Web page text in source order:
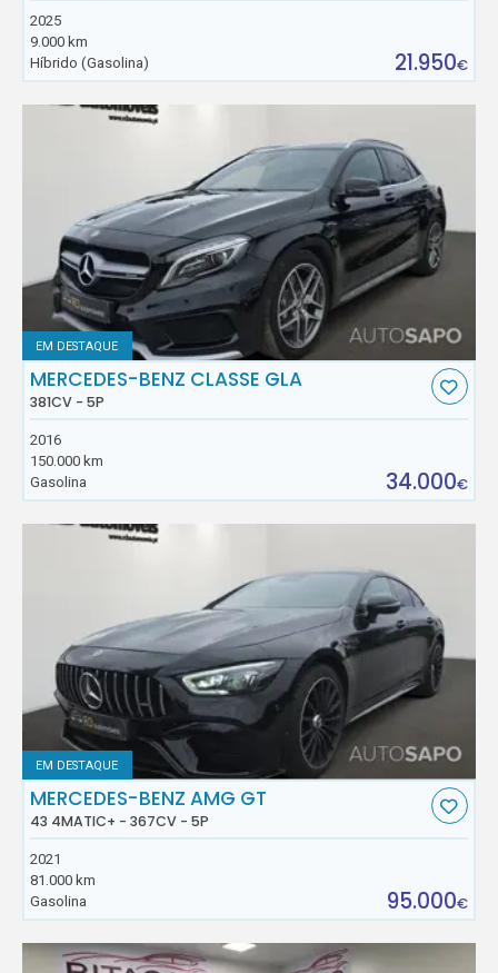
2025
9.000 km
Híbrido (Gasolina)
21.950€
EM DESTAQUE
MERCEDES-BENZ CLASSE GLA
381CV - 5P
2016
150.000 km
Gasolina
34.000€
EM DESTAQUE
MERCEDES-BENZ AMG GT
43 4MATIC+ - 367CV - 5P
2021
81.000 km
Gasolina
95.000€